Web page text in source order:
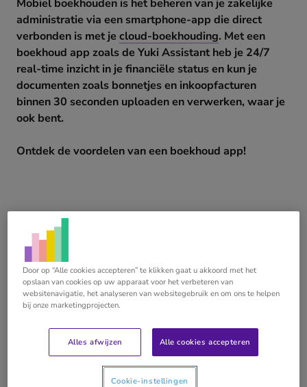
Mobiel boekhouden is het beheren van je zakelijke
administratie via een smartphone-app die direct
verbonden is met je cloud-boekhouding. Met een
boekhoud app zoals de Yuki Assistant heb je 24/7
real-time inzicht in je financiële status en kun je
documenten zoals bonnetjes en inkoopfacturen
binnen 30 seconden uploaden en verwerken, waar je
ook bent.
Ontdek de voordelen van een boekhoud app!
Door op “Alle cookies accepteren” te klikken gaat u akkoord met het
opslaan van cookies op uw apparaat voor het verbeteren van
websitenavigatie, het analyseren van websitegebruik en om ons te helpen
bij onze marketingprojecten.
Alles afwijzen Alle cookies accepteren
Cookie-instellingen